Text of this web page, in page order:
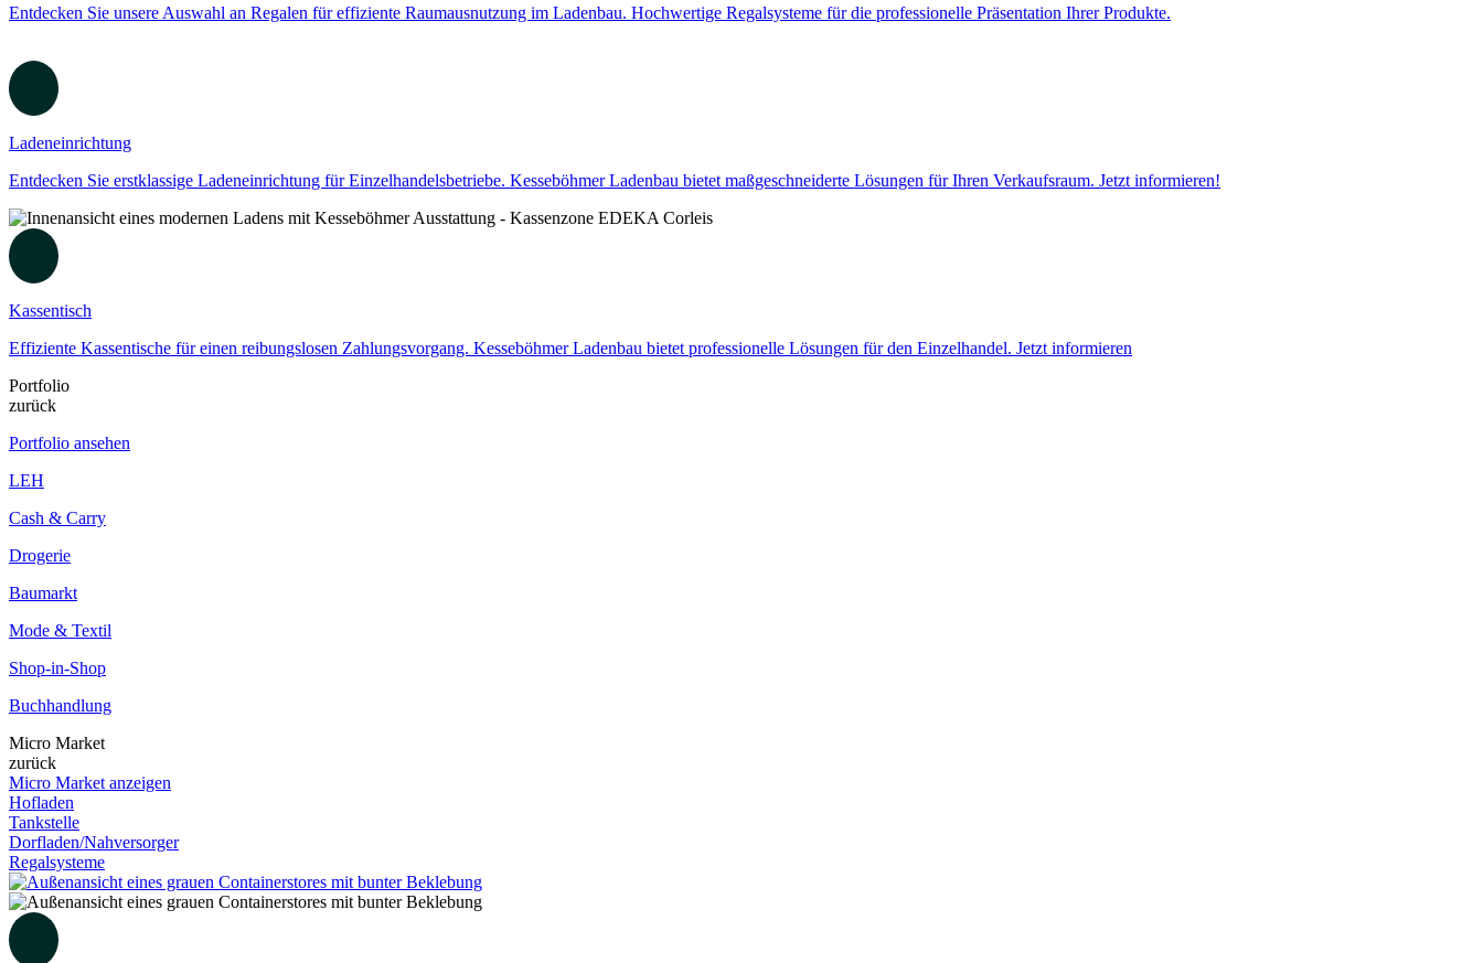
Entdecken Sie unsere Auswahl an Regalen für effiziente Raumausnutzung im Ladenbau. Hochwertige Regalsysteme für die professionelle Präsentation Ihrer Produkte.
Ladeneinrichtung
Entdecken Sie erstklassige Ladeneinrichtung für Einzelhandelsbetriebe. Kesseböhmer Ladenbau bietet maßgeschneiderte Lösungen für Ihren Verkaufsraum. Jetzt informieren!
Kassentisch
Effiziente Kassentische für einen reibungslosen Zahlungsvorgang. Kesseböhmer Ladenbau bietet professionelle Lösungen für den Einzelhandel. Jetzt informieren
Portfolio
zurück
Portfolio ansehen
LEH
Cash & Carry
Drogerie
Baumarkt
Mode & Textil
Shop-in-Shop
Buchhandlung
Micro Market
zurück
Micro Market anzeigen
Hofladen
Tankstelle
Dorfladen/Nahversorger
Regalsysteme